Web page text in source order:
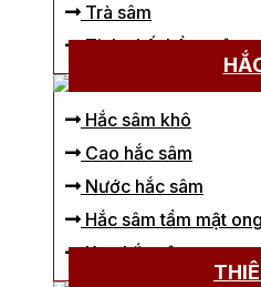
Trà sâm
Tinh chất hồng sâm
Hắc sâm khô
Cao hắc sâm
Nước hắc sâm
Hắc sâm tẩm mật ong
Kẹo hắc sâm